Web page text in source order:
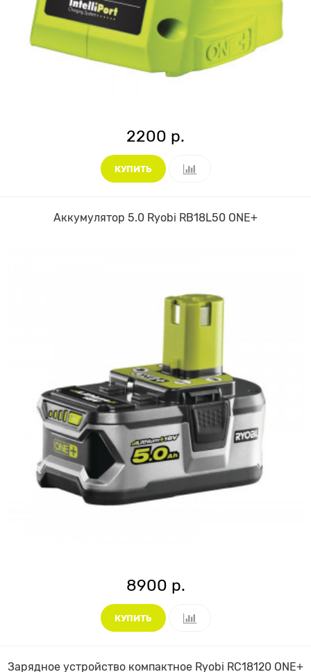
2200 р.
КУПИТЬ
Аккумулятор 5.0 Ryobi RB18L50 ONE+
8900 р.
КУПИТЬ
Зарядное устройство компактное Ryobi RC18120 ONE+